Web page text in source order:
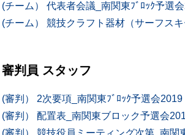
(チーム） 代表者会議_南関東ﾌﾞﾛｯｸ予選
(チーム） 競技クラフト器材（サーフス
審判員 スタッフ
(審判） 2次要項_南関東ﾌﾞﾛｯｸ予選会2019
(審判） 配置表_南関東ブロック予選会
(審判） 競技役員ミーティング次第_南関